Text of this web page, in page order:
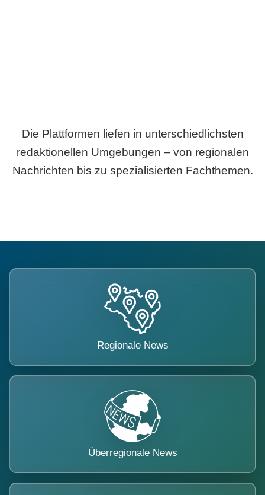
Die Plattformen liefen in unterschiedlichsten
redaktionellen Umgebungen – von regionalen
Nachrichten bis zu spezialisierten Fachthemen.
Regionale News
Überregionale News